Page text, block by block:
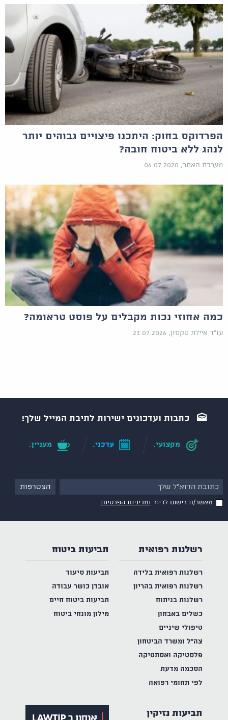
הפרדוקס בחוק: היתכנו פיצויים גבוהים יותר
לנהג ללא ביטוח חובה?
מערכת האתר, 06.07.2020
כמה אחוזי נכות מקבלים על פוסט טראומה?
עו"ד איילת טקסון, 23.07.2026
כתבות ועדכונים ישירות לתיבת המייל שלך!
מקצועי. עדכני. מעניין.
מאשר/ת רישום לדיור ומדיניות הפרטיות
רשלנות רפואית
רשלנות רפואית בלידה
רשלנות רפואית בהריון
רשלנות בניתוח
כשלים באבחון
טיפולי שיניים
צה"ל ומשרד הביטחון
פלסטיקה ואסתטיקה
הסכמה מדעת
לפי תחומי רפואה
תביעות ביטוח
תביעות סיעוד
אובדן כושר עבודה
תביעות ביטוח חיים
מילון מונחי ביטוח
תביעות נזיקין